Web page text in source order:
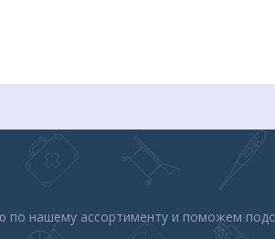
в общественных местах с высокой
по нашему ассортименту и поможем